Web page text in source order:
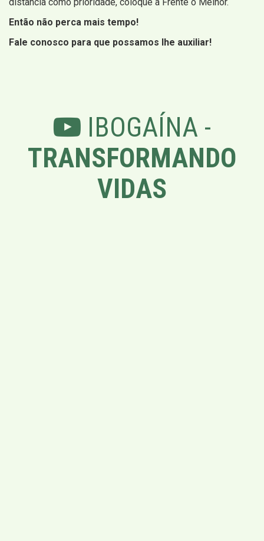
distancia como prioridade, coloque a Frente o Melhor.
Então não perca mais tempo!
Fale conosco para que possamos lhe auxiliar!
IBOGAÍNA -
TRANSFORMANDO
VIDAS